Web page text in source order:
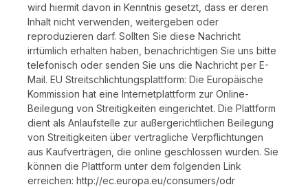
wird hiermit davon in Kenntnis gesetzt, dass er deren
Inhalt nicht verwenden, weitergeben oder
reproduzieren darf. Sollten Sie diese Nachricht
irrtümlich erhalten haben, benachrichtigen Sie uns bitte
telefonisch oder senden Sie uns die Nachricht per E-
Mail. EU Streitschlichtungsplattform: Die Europäische
Kommission hat eine Internetplattform zur Online-
Beilegung von Streitigkeiten eingerichtet. Die Plattform
dient als Anlaufstelle zur außergerichtlichen Beilegung
von Streitigkeiten über vertragliche Verpflichtungen
aus Kaufverträgen, die online geschlossen wurden. Sie
können die Plattform unter dem folgenden Link
erreichen: http://ec.europa.eu/consumers/odr